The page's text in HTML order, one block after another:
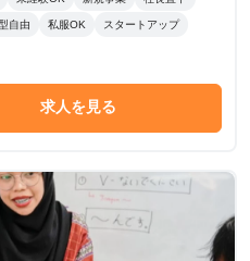
自由 私服OK スタートアップ
求人を見る